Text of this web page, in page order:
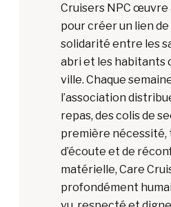
Cruisers NPC œuvre
pour créer un lien de
solidarité entre les
abri et les habitants
ville. Chaque
l’association
repas, des colis de
première
d’écoute et de
matérielle, Care
profondément